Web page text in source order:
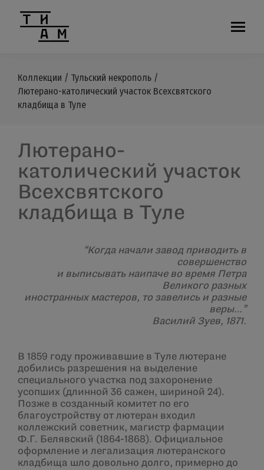
Коллекции / Тульский некрополь /
Лютерано-католический участок Всехсвятского
кладбища в Туле
Лютерано-
католический участок
Всехсвятского
кладбища в Туле
“Когда начали завод приводить в
совершенство
и выписывать наипаче во время Петра
Великого разных
иностранных мастеров, то завелись и разные
веры…”
Василий Зуев, 1871.
В 1859 году проживавшие в Туле лютеране
добились разрешения на выделение
специального участка под захоронение
усопших (длинной 36 сажен, шириной 24).
Позже в созданный комитет по его
благоустройству от лютеран входил
коллежский советник, магистр фармации
Ф.Г. Белявский (1864-1868). Официальное
оформление и легализация лютеранского
кладбища шло довольно долго, примерно до